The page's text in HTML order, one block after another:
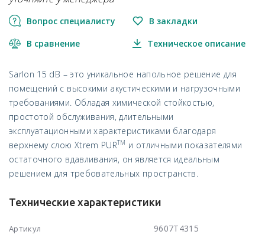
Вопрос специалисту В закладки
В сравнение Техническое описание
Sarlon 15 dB – это уникальное напольное решение для
помещений с высокими акустическими и нагрузочными
требованиями. Обладая химической стойкостью,
простотой обслуживания, длительными
эксплуатационными характеристиками благодаря
верхнему слою Xtrem PURTM и отличными показателями
остаточного вдавливания, он является идеальным
решением для требовательных пространств.
Технические характеристики
Артикул 9607T4315